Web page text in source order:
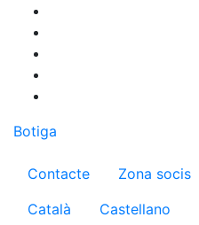
contingut
Botiga
Menú del
Contacte
Zona socis
Català
Castellano